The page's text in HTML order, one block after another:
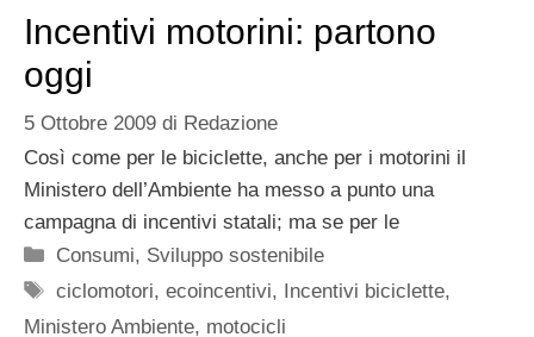
Incentivi motorini: partono
oggi
5 Ottobre 2009 di Redazione
Così come per le biciclette, anche per i motorini il
Ministero dell’Ambiente ha messo a punto una
campagna di incentivi statali; ma se per le
Categorie
Consumi, Sviluppo sostenibile
Tag
ciclomotori,ecoincentivi, Incentivi biciclette,
Ministero Ambiente, motocicli